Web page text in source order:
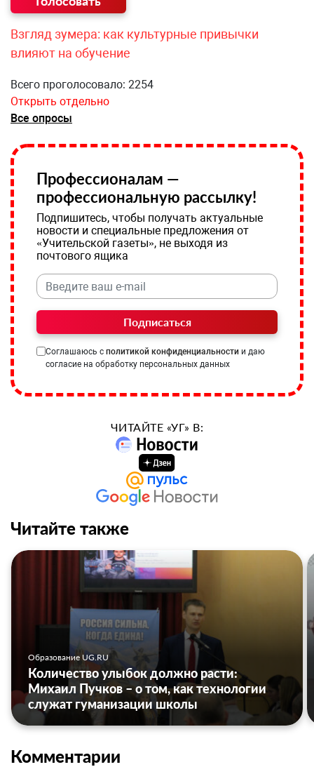
Взгляд зумера: как культурные привычки
влияют на обучение
Всего проголосовало: 2254
Открыть отдельно
Все опросы
Профессионалам —
профессиональную рассылку!
Подпишитесь, чтобы получать актуальные
новости и специальные предложения от
«Учительской газеты», не выходя из
почтового ящика
Подписаться
Соглашаюсь с политикой конфиденциальности и даю
согласие на обработку персональных данных
ЧИТАЙТЕ «УГ» В:
Читайте также
Образование UG.RU
Количество улыбок должно расти:
Михаил Пучков – о том, как технологии
служат гуманизации школы
Комментарии